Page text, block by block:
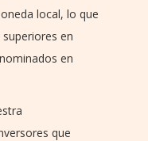
local, lo que
en
en
que